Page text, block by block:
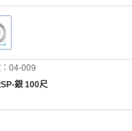
04-009
銀 100尺